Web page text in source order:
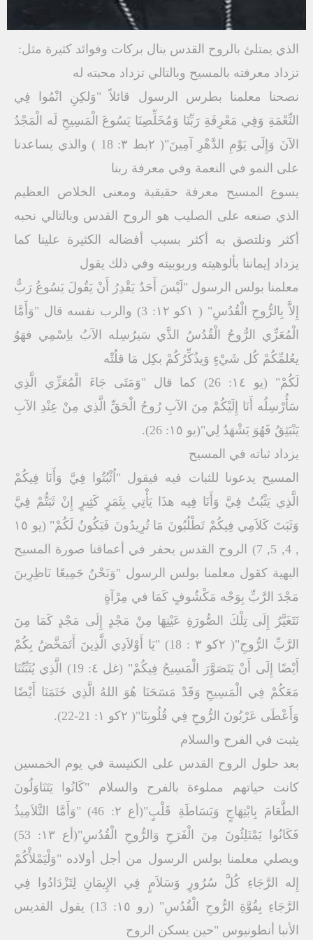
الذي یمتلئ بالروح القدس ینال بركات وفوائد كثیرة مثل:
تزداد معرفته بالمسیح وبالتالي تزداد محبته له
نصحنا معلمنا بطرس الرسول قائلاً "وَلكِنِ انْمُوا فِي
النِّعْمَةِ وَفِي مَعْرِفَةِ رَبِّنَا وَمُخَلِّصِنَا یَسُوعَ الْمَسِیحِ لَه الْمَجْدُ
الآنَ وَإِلَى یَوْمِ الدَّھْرِ آمِینَ"( ۲بط ۳: 18 ) والذي یساعدنا
على النمو في النعمة وفي معرفة ربنا
یسوع المسیح معرفة حقیقیة ومعنى الخلاص العظیم
الذي صنعه على الصلیب ھو الروح القدس وبالتالي نحبه
أكثر ونلتصق به أكثر بسبب أفضاله الكثیرة علینا كما
یزداد إیماننا بألوھیته وربوبیته وفي ذلك یقول
معلمنا بولس الرسول "لَیْسَ أَحَدٌ یَقْدِرُ أَنْ یَقُولَ یَسُوعُ رَبٌّ
إِلاَّ بِالرُّوحِ الْقُدُسِ" ( ۱كو ۱۲: 3) والرب نفسه قال "وَأَمَّا
الْمُعَزِّي الرُّوحُ الْقُدُسُ الذَّي سَیرُسِله الآبُ باِسْمِي فھَوُ
یعُلمِّكُمْ كُل شَيْءٍ وَیذُكِّرُكُمْ بكِل مَا قلُتْه
لَكُمْ" (یو ۱٤: 26) كما قال "وَمَتَى جَاءَ الْمُعَزِّي الَّذِي
سَأُرْسِلُه أَنَا إِلَیْكُمْ مِنَ الآبِ رُوحُ الْحَقِّ الَّذِي مِنْ عِنْدِ الآبِ
یَنْبَثِقُ فَھُوَ یَشْھَدُ لِي"(یو ۱٥: 26).
یزداد ثباته في المسیح
المسیح یدعونا للثبات فیه فیقول "اُثْبُتُوا فِيَّ وَأَنَا فِیكُمْ
الَّذِي یَثْبُتُ فِيَّ وَأَنَا فِیه ھذَا یَأْتِي بِثَمَرٍ كَثِیرٍ إِنْ ثَبَتُّمْ فِيَّ
وَثَبَتَ كَلاَمِي فِیكُمْ تَطْلُبُونَ مَا تُرِیدُونَ فَیَكُونُ لَكُمْ" (یو ۱٥
, 4, 5, 7) الروح القدس یحفر في أعماقنا صورة المسیح
البھیة كقول معلمنا بولس الرسول "وَنَحْنُ جَمِیعًا نَاظِرِینَ
مَجْدَ الرَّبِّ بِوَجْه مَكْشُوفٍ كَمَا في مِرْآةٍ
نَتَغَیَّرُ إِلَى تِلْكَ الصُّورَةِ عَیْنِھَا مِنْ مَجْدٍ إِلَى مَجْدٍ كَمَا مِنَ
الرَّبِّ الرُّوحِ"( ۲كو ۳ : 18) "یَا أَوْلاَدِي الَّذِینَ أَتَمَخَّضُ بِكُمْ
أَیْضًا إِلَى أَنْ یَتَصَوَّرَ الْمَسِیحُ فِیكُمْ" (غل ٤: 19) الَّذِي یُثَبِّتُنَا
مَعَكُمْ فِي الْمَسِیحِ وَقَدْ مَسَحَنَا ھُوَ اللهُ الَّذِي خَتَمَنَا أَیْضًا
وَأَعْطَى عَرْبُونَ الرُّوحِ فِي قُلُوبِنَا"( ۲كو ۱: 21-22).
یثبت في الفرح والسلام
بعد حلول الروح القدس على الكنیسة في یوم الخمسین
كانت حیاتھم مملوءة بالفرح والسلام "كَانُوا یَتَنَاوَلُونَ
الطَّعَامَ بِابْتِھَاجٍ وَبَسَاطَةِ قَلْبٍ"(أع ۲: 46) "وَأَمَّا التَّلاَمِیذُ
فَكَانُوا یَمْتَلِئُونَ مِنَ الْفَرَحِ وَالرُّوحِ الْقُدُسِ"(أع ۱۳: 53)
ویصلي معلمنا بولس الرسول من أجل أولاده "وَلْیَمْلأْكُمْ
إِله الرَّجَاءِ كُلَّ سُرُورٍ وَسَلاَمٍ فِي الإِیمَانِ لِتَزْدَادُوا فِي
الرَّجَاءِ بِقُوَّةِ الرُّوحِ الْقُدُسِ" (رو ۱٥: 13) یقول القدیس
الأنبا أنطونیوس "حین یسكن الروح